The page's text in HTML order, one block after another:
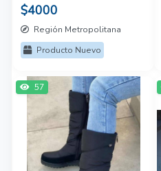
$4000
Región Metropolitana
Producto Nuevo
57